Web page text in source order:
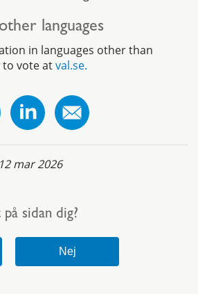
languages
in languages other than
to vote atval.se.
12 mar 2026
sidan dig?